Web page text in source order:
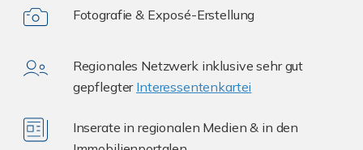
Fotografie & Exposé-Erstellung
Regionales Netzwerk inklusive sehr gut
gepflegter Interessentenkartei
Inserate in regionalen Medien & in den